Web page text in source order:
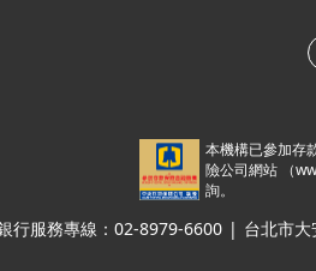
本機構已參加存
險公司網站 （
詢。
行服務專線：02-8979-6600 | 台北市